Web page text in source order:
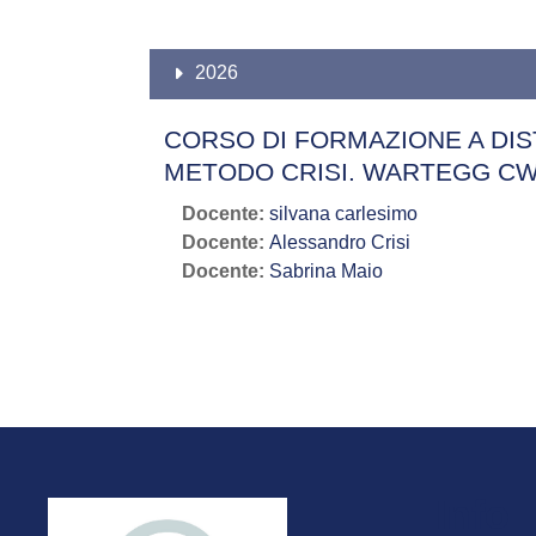
2026
CORSO DI FORMAZIONE A
METODO CRISI. WARTEGG
Docente: silvana carlesimo
Docente: Alessandro Crisi
Docente: Sabrina Maio